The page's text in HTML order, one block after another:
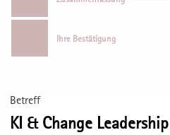
Ihre Bestätigung
Betreff
KI & Change Leadership